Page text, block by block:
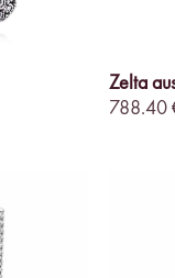
Zelta
788.40